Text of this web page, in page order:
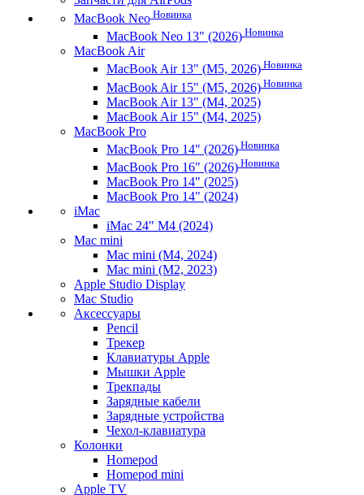
MacBook Neo Новинка
MacBook Neo 13" (2026) Новинка
MacBook Air
MacBook Air 13" (M5, 2026) Новинка
MacBook Air 15" (M5, 2026) Новинка
MacBook Air 13" (M4, 2025)
MacBook Air 15" (M4, 2025)
MacBook Pro
MacBook Pro 14" (2026) Новинка
MacBook Pro 16" (2026) Новинка
MacBook Pro 14" (2025)
MacBook Pro 14" (2024)
iMac
iMac 24" M4 (2024)
Mac mini
Mac mini (M4, 2024)
Mac mini (M2, 2023)
Apple Studio Display
Mac Studio
Аксессуары
Pencil
Трекер
Клавиатуры Apple
Мышки Apple
Трекпады
Зарядные кабели
Зарядные устройства
Чехол-клавиатура
Колонки
Homepod
Homepod mini
Apple TV